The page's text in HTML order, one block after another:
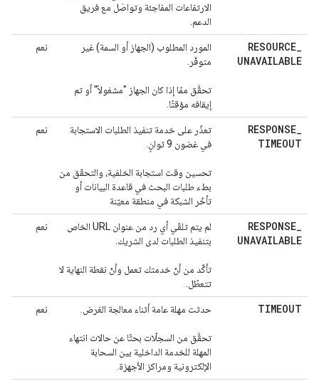
الارتفاعات المفاجئة وتواصَل مع فريق
الدعم.
RESOURCE_
UNAVAILABLE
المورد المطلوب (الجهاز أو السمة) غير
متوفّر.
تحقَّق ممّا إذا كان الجهاز "مشغولاً" أو تم
إيقافه مؤقتًا.
نعم
RESPONSE_
TIMEOUT
تعذّر على خدمة تنفيذ الطلبات الاستجابة
في غضون 9 ثوانٍ.
تحسين وقت استجابة الخلفية، والتحقّق من
بطء طلبات البحث في قاعدة البيانات أو
تأخّر الشبكة في منطقة معيّنة
نعم
RESPONSE_
UNAVAILABLE
لم يتم تلقّي أي رد من عنوان URL الخاص
بتنفيذ الطلبات لدى الشريك.
تأكَّد من أنّ خدمتك تعمل وأنّ نقطة النهاية لا
تتعطّل.
نعم
TIMEOUT حدثت مهلة عامة أثناء معالجة الغرض.
تحقَّق من السجلّات بحثًا عن حالات انتهاء
المهلة للخدمة الداخلية بين السحابة
الإلكترونية ومراكز الأجهزة.
نعم